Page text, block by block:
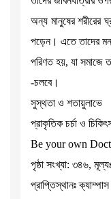
অন্য মানুষের শরীরের
পড়েন। এতে তাদের মন
পরিণত হয়, যা সমাজে
-চলবে।
সুস্থতা ও শতায়ুলাভে
প্রাকৃতিক চর্চা ও
Be your own
পৃষ্ঠা সংখ্যা: ৩৪৬,
প্রাপ্তিস্থানঃ